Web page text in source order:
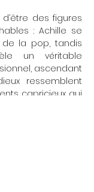
des figures
: Achille se
la pop, tandis
un véritable
ascendant
ressemblent
capricieux qui